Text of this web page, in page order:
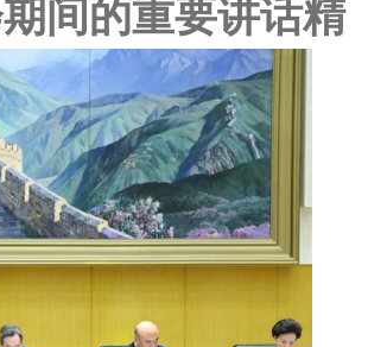
间的重要讲话精
工作进行部署